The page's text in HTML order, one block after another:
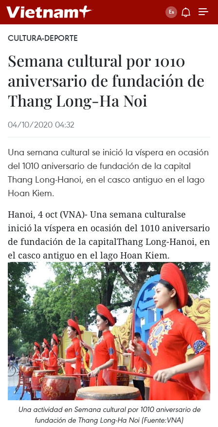
CULTURA-DEPORTE
Semana cultural por 1010
aniversario de fundación de
Thang Long-Ha Noi
04/10/2020 04:32
Una semana cultural se inició la víspera en ocasión
del 1010 aniversario de fundación de la capital
Thang Long-Hanoi, en el casco antiguo en el lago
Hoan Kiem.
Hanoi, 4 oct (VNA)- Una semana culturalse
inició la víspera en ocasión del 1010 aniversario
de fundación de la capitalThang Long-Hanoi, en
el casco antiguo en el lago Hoan Kiem.
Una actividad en Semana cultural por 1010 aniversario de
fundación de Thang Long-Ha Noi (Fuente:VNA)